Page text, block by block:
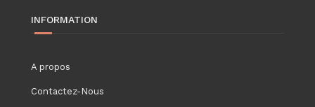
INFORMATION
A propos
Contactez-Nous